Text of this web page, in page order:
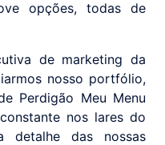
opções, todas de
de marketing da
nosso portfólio,
Perdigão Meu Menu
nos lares do
detalhe das nossas